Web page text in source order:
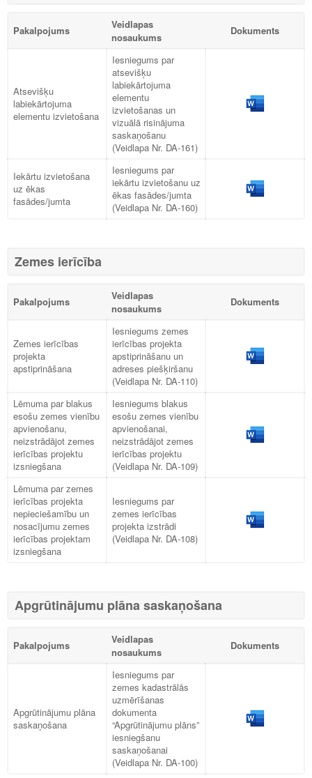
Pakalpojums
Veidlapas
nosaukums
Dokuments
Atsevišķu
labiekārtojuma
elementu izvietošana
Iesniegums par
atsevišķu
labiekārtojuma
elementu
izvietošanas un
vizuālā risinājuma
saskaņošanu
(Veidlapa Nr. DA-161)
Iekārtu izvietošana
uz ēkas
fasādes/jumta
Iesniegums par
iekārtu izvietošanu uz
ēkas fasādes/jumta
(Veidlapa Nr. DA-160)
Zemes ierīcība
Pakalpojums
Veidlapas
nosaukums
Dokuments
Zemes ierīcības
projekta
apstiprināšana
Iesniegums zemes
ierīcības projekta
apstiprināšanu un
adreses piešķiršanu
(Veidlapa Nr. DA-110)
Lēmuma par blakus
esošu zemes vienību
apvienošanu,
neizstrādājot zemes
ierīcības projektu
izsniegšana
Iesniegums blakus
esošu zemes vienību
apvienošanai,
neizstrādājot zemes
ierīcības projektu
(Veidlapa Nr. DA-109)
Lēmuma par zemes
ierīcības projekta
nepieciešamību un
nosacījumu zemes
ierīcības projektam
izsniegšana
Iesniegums par
zemes ierīcības
projekta izstrādi
(Veidlapa Nr. DA-108)
Apgrūtinājumu plāna saskaņošana
Pakalpojums
Veidlapas
nosaukums
Dokuments
Apgrūtinājumu plāna
saskaņošana
Iesniegums par
zemes kadastrālās
uzmērīšanas
dokumenta
“Apgrūtinājumu plāns”
iesniegšanu
saskaņošanai
(Veidlapa Nr. DA-100)